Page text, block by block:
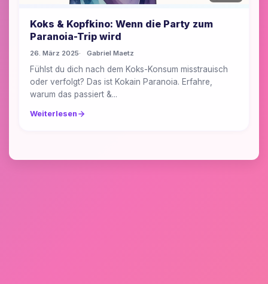
Koks & Kopfkino: Wenn die Party zum
Paranoia-Trip wird
26. März 2025 Gabriel Maetz
Fühlst du dich nach dem Koks-Konsum misstrauisch
oder verfolgt? Das ist Kokain Paranoia. Erfahre,
warum das passiert &...
Weiterlesen